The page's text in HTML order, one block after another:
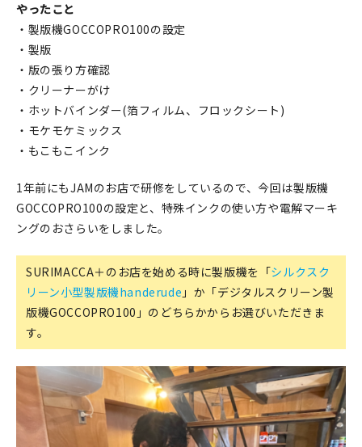
やったこと
・製版機GOCCOPRO100の設定
・製版
・版の張り方確認
・クリーナーがけ
・ホットバインダー(箔フィルム、フロックシート)
・モケモケミックス
・もこもこインク
1年前にもJAMのお店で研修をしているので、今回は製版機
GOCCOPRO100の設定と、特殊インクの使い方や電解マーキ
ングのおさらいをしました。
SURIMACCA＋のお店を始める時に製版機を「シルクスク
リーン小型製版機handerude 」か「デジタルスクリーン製
版機GOCCOPRO100」のどちらかからお選びいただきま
す。